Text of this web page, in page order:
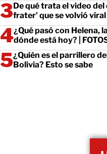
De qué trata el video
frater’ que se volvió
¿Qué pasó con Helena,
dónde está hoy? |
¿Quién es el parrillero
Bolivia? Esto se sabe